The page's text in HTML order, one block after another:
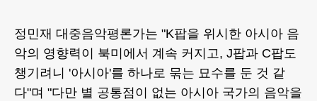
정민재 대중음악평론가는 "K팝을 위시한 아시아 음
악의 영향력이 북미에서 계속 커지고, J팝과 C팝도
챙기려니 '아시아'를 하나로 묶는 묘수를 둔 것 같
다"며 "다만 별 공통점이 없는 아시아 국가의 음악을